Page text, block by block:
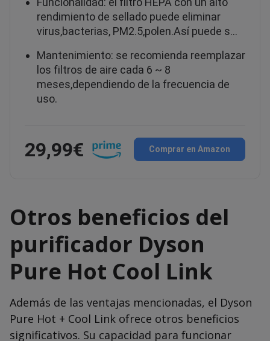
rendimiento de sellado puede eliminar
virus,bacterias, PM2.5,polen.Así puede s…
Mantenimiento: se recomienda reemplazar
los filtros de aire cada 6 ~ 8
meses,dependiendo de la frecuencia de
uso.
29,99€ Comprar en Amazon
Otros beneficios del
purificador Dyson
Pure Hot Cool Link
Además de las ventajas mencionadas, el Dyson
Pure Hot + Cool Link ofrece otros beneficios
significativos. Su capacidad para funcionar